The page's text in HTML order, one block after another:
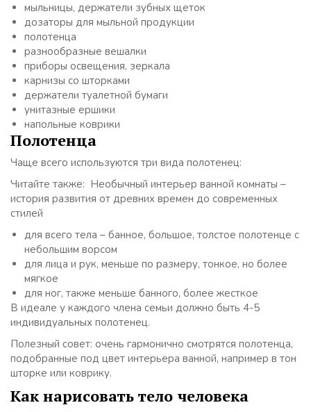
мыльницы, держатели зубных щеток
дозаторы для мыльной продукции
полотенца
разнообразные вешалки
приборы освещения, зеркала
карнизы со шторками
держатели туалетной бумаги
унитазные ершики
напольные коврики
Полотенца
Чаще всего используются три вида полотенец:
Читайте также: Необычный интерьер ванной комнаты –
история развития от древних времен до современных
стилей
для всего тела – банное, большое, толстое полотенце с
небольшим ворсом
для лица и рук, меньше по размеру, тонкое, но более
мягкое
для ног, также меньше банного, более жесткое
В идеале у каждого члена семьи должно быть 4-5
индивидуальных полотенец.
Полезный совет: очень гармонично смотрятся полотенца,
подобранные под цвет интерьера ванной, например в тон
шторке или коврику.
Как нарисовать тело человека